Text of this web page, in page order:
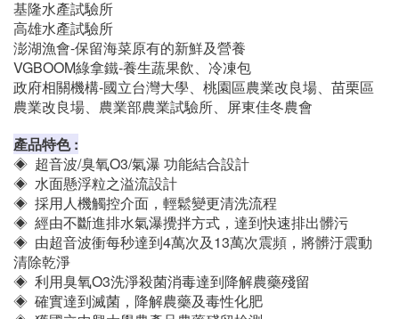
高雄水產試驗所
澎湖漁會-保留海菜原有的新鮮及營養
VGBOOM綠拿鐵-養生蔬果飲、冷凍包
政府相關機構-國立台灣大學、桃園區農業改良場、苗栗區
農業改良場、農業部農業試驗所、屏東佳冬農會
產品特色 :
◈ 超音波/臭氧O3/氣瀑 功能結合設計
◈ 水面懸浮粒之溢流設計
◈ 採用人機觸控介面，輕鬆變更清洗流程
◈ 經由不斷進排水氣瀑攪拌方式，達到快速排出髒污
◈ 由超音波衝每秒達到4萬次及13萬次震頻，將髒汙震動
清除乾淨
◈ 利用臭氧O3洗淨殺菌消毒達到降解農藥殘留
◈ 確實達到滅菌，降解農藥及毒性化肥
◈ 獲國立中興大學農產品農藥殘留檢測